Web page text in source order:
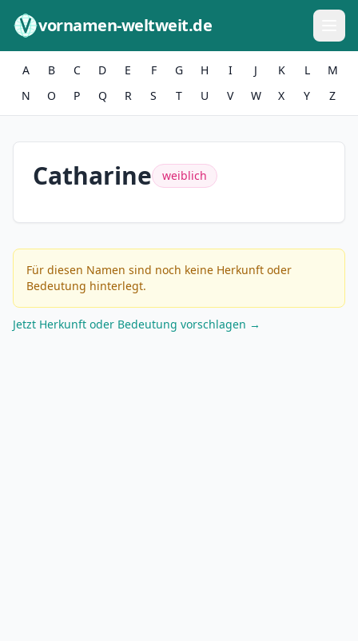
vornamen-weltweit.de
A B C D E F G H I J K L
M
N
O P Q R S T U V W X Y Z
Catharine weiblich
Für diesen Namen sind noch keine Herkunft oder
Bedeutung hinterlegt.
Jetzt Herkunft oder Bedeutung vorschlagen →